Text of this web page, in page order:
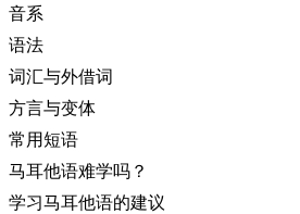
音系
语法
词汇与外借词
方言与变体
常用短语
马耳他语难学吗？
学习马耳他语的建议